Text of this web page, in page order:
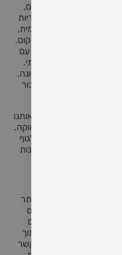
טקסים מדיטטיביים,
תנוחות יוגה ייחודיות
להגברת המודעות העצמית,
וחווית אחדות עם היקום.
בטנטרה הוא העבודה עם
ככוח רוחני עוצמתי.
בכבוד, תשומת לב וכוונה,
רוחנית ולחיבור
דרך חיים, המזמינה אותנו
תשומת לב ומודעות עמוקה.
נוכחים ברגע, להתחבר לגוף
מינית או אחרת – להזדמנות
בצורה עמוקה יותר
תרגולי טנטרה, הכוללים
יוגה ייחודיות, מסייעים
והאינטימיות בתוך
הזה לא רק מעמיק את הקשר